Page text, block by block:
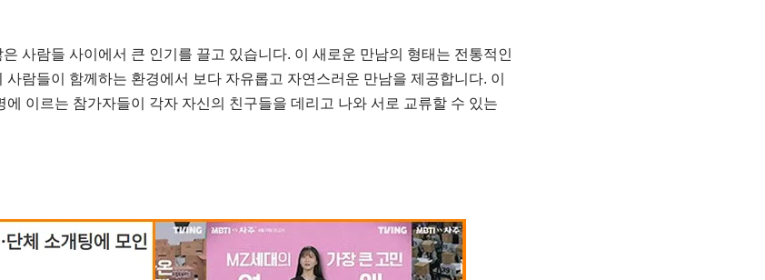
은 사람들 사이에서 큰 인기를 끌고 있습니다. 이 새로운 만남의 형태는 전통적인
람들이 함께하는 환경에서 보다 자유롭고 자연스러운 만남을 제공합니다. 이
에 이르는 참가자들이 각자 자신의 친구들을 데리고 나와 서로 교류할 수 있는